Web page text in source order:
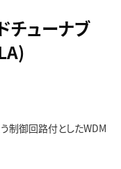
簡体)
チューナブ
制御回路付としたWDM